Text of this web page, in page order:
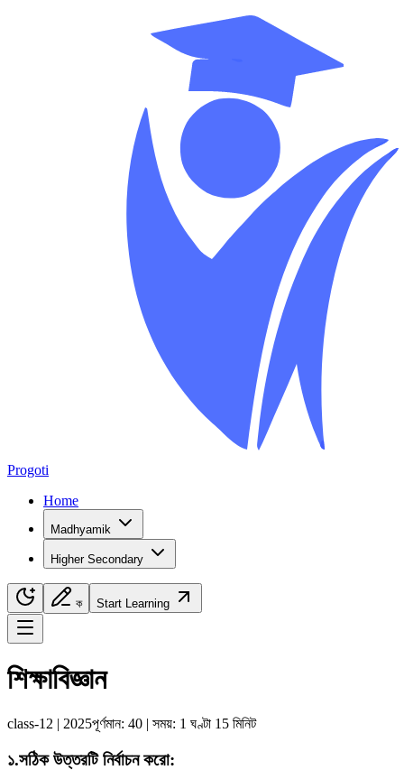
Progoti
Home
Madhyamik
Higher Secondary
ক Start Learning
Navigation Menu
শিক্ষাবিজ্ঞান
class-12 | 2025পূর্ণমান: 40 | সময়: 1 ঘণ্টা 15 মিনিট
১.সঠিক উত্তরটি নির্বাচন করো: